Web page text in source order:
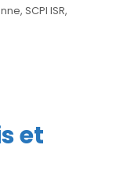
, SCPI ISR,
et